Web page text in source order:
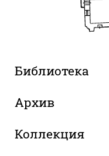
Библиотека
Архив
Коллекция